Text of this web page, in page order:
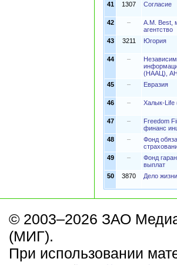
41
1307 Согласие
42 –
A.M. Best,
агентство
43
3211 Югория
44 –
(НААЦ),
45
– Евразия
46 – Халык-Life
47 –
Freedom
финанс
48
–
Фонд
49
–
Фонд
выплат
50
3870 Дело жизни
© 2003–2026 ЗАО
(МИГ).
При использовании